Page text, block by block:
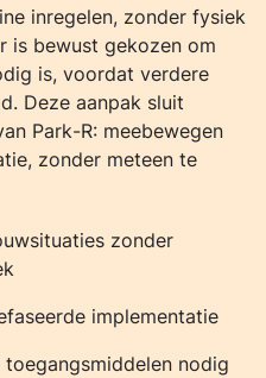
inregelen, zonder fysiek
is bewust gekozen om
is, voordat verdere
Deze aanpak sluit
Park-R: meebewegen
zonder meteen te
zonder
implementatie
nodig